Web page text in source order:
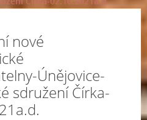
nové
Únějovice-
sdružení Čírka-